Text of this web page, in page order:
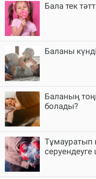
Бала тек
Баланы
Баланың
болады?
Тұмауратып